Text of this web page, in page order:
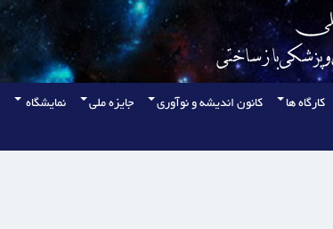
کارگاه ها کانون انديشه و نوآوری جایزه ملی نمایشگاه